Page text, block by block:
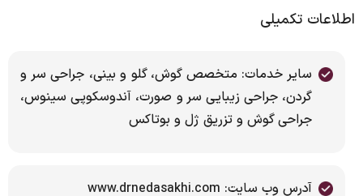
اطلاعات تکمیلی
سایر خدمات: متخصص گوش، گلو و بینی، جراحی سر و
گردن، جراحی زیبایی سر و صورت، آندوسکوپی سینوس،
جراحی گوش و تزریق ژل و بوتاکس
آدرس وب سایت: www.drnedasakhi.com